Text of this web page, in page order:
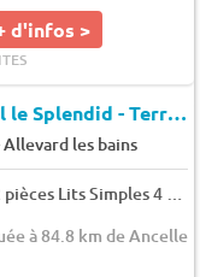
d'infos >
Appart'Hotel le Splendid - Terres de France
Allevard les bains
Appartement 2 pièces Lits Simples 4 pers.
à 84.8 km de Ancelle